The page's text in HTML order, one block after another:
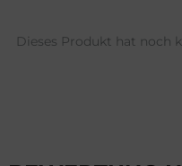
Dieses Produkt hat noch